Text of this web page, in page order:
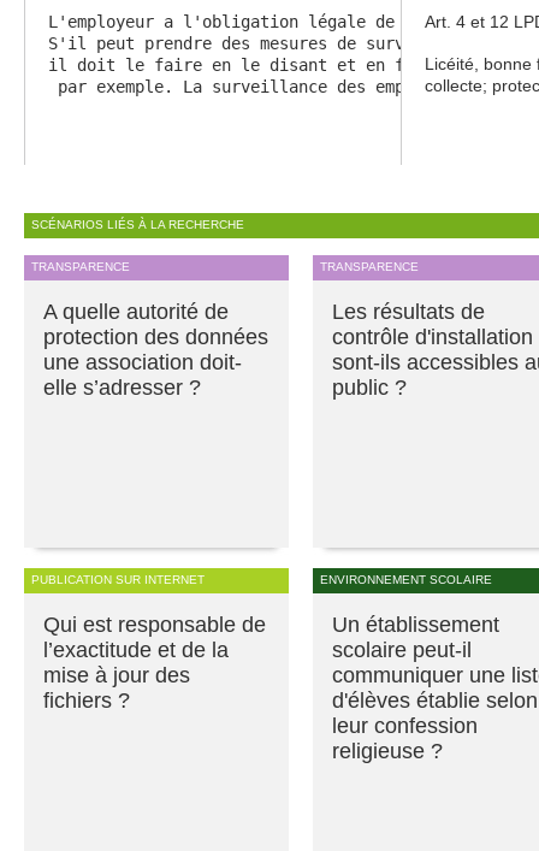
L'employeur a l'obligation légale de protéger la
S'il peut prendre des mesures de surveillance,
il doit le faire en le disant et en formalisant et
par exemple. La surveillance des employés à
Art. 4 et 12
Licéité, bonne
collecte;
SCÉNARIOS LIÉS À LA RECHERCHE
TRANSPARENCE
A quelle autorité de
protection des données
une association doit-
elle s’adresser ?
TRANSPARENCE
Les résultats de
contrôle d'installation
sont-ils accessibles
public ?
PUBLICATION SUR INTERNET
Qui est responsable de
l’exactitude et de la
mise à jour des
fichiers ?
ENVIRONNEMENT SCOLAIRE
Un établissement
scolaire peut-il
communiquer une
d'élèves établie selon
leur confession
religieuse ?